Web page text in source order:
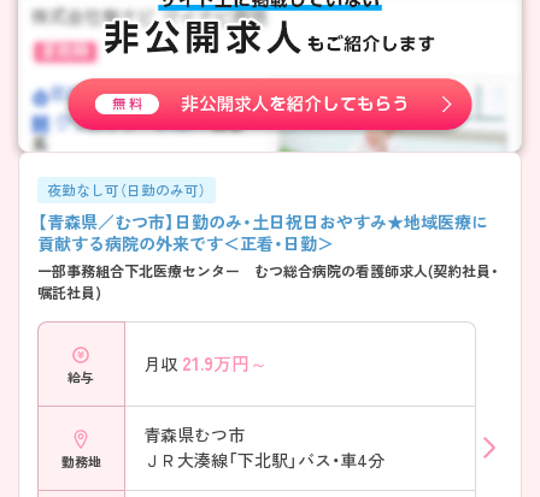
夜勤なし可（日勤のみ可）
【青森県／むつ市】日勤のみ・土日祝日おやすみ★地域医療に
貢献する病院の外来です＜正看・日勤＞
一部事務組合下北医療センター むつ総合病院の看護師求人(契約社員・
嘱託社員)
給与
月収 21.9万円～
勤務地
青森県むつ市
ＪＲ大湊線「下北駅」バス・車4分